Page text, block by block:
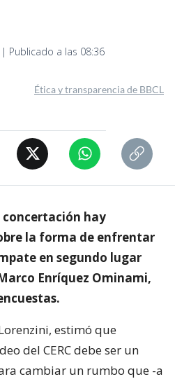
Publicado a las 08:36
Ética y transparencia de BBCL
concertación hay
la forma de enfrentar
en segundo lugar
Enríquez Ominami,
estimó que
del CERC debe ser un
cambiar un rumbo que -a